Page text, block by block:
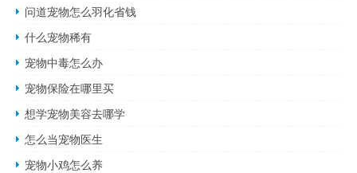
问道宠物怎么羽化省钱
什么宠物稀有
宠物中毒怎么办
宠物保险在哪里买
想学宠物美容去哪学
怎么当宠物医生
宠物小鸡怎么养